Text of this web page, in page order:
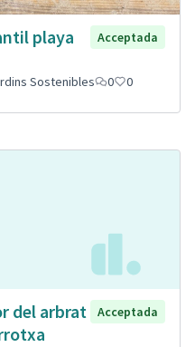
playa
Acceptada
Sostenibles 0 0
del arbrat
Acceptada